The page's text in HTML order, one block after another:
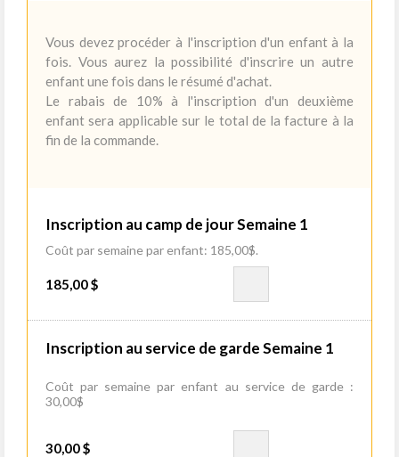
Vous devez procéder à l'inscription d'un enfant à la
fois. Vous aurez la possibilité d'inscrire un autre
enfant une fois dans le résumé d'achat.
Le rabais de 10% à l'inscription d'un deuxième
enfant sera applicable sur le total de la facture à la
fin de la commande.
Inscription au camp de jour Semaine 1
Coût par semaine par enfant: 185,00$.
185,00 $
Inscription au service de garde Semaine 1
Coût par semaine par enfant au service de garde :
30,00$
30,00 $